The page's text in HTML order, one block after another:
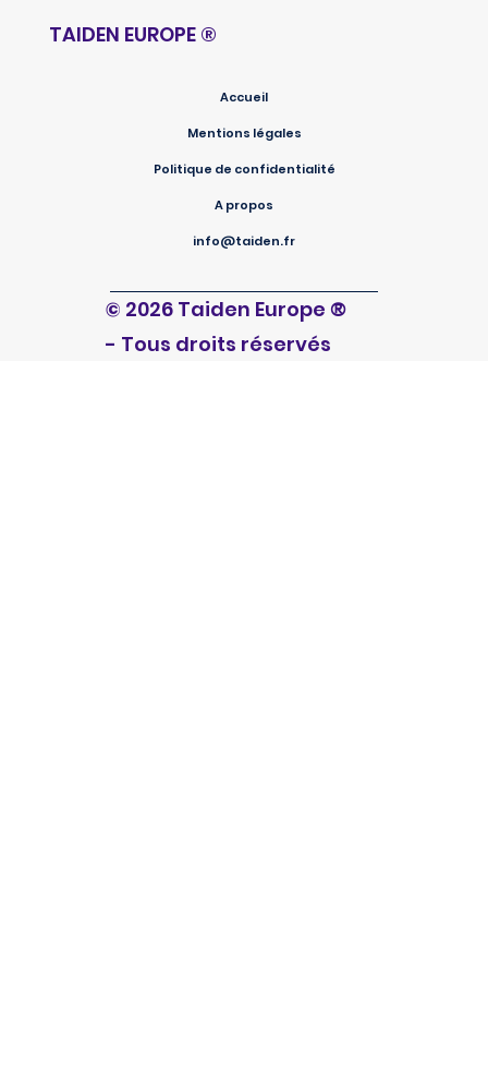
TAIDEN EUROPE ®
Accueil
Mentions légales
Politique de confidentialité
A propos
info@taiden.fr
© 2026 Taiden Europe®
- Tous droits réservés